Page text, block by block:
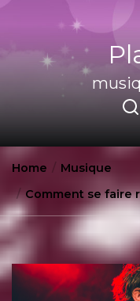
Home
Musique
Comment se faire